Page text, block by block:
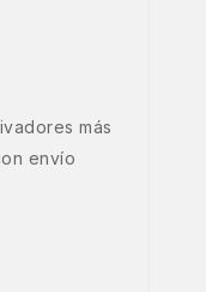
más
envío